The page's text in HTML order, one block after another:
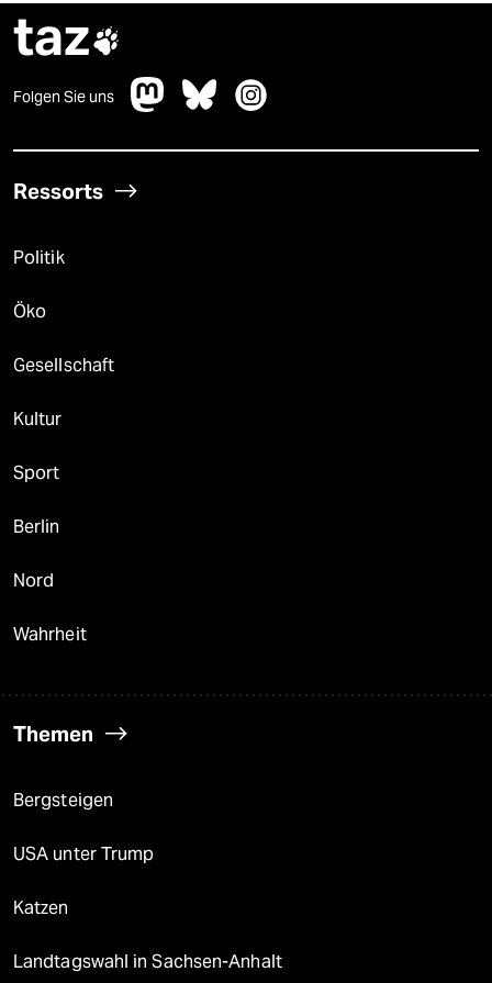
taz
Folgen Sie uns
Ressorts
Politik
Öko
Gesellschaft
Kultur
Sport
Berlin
Nord
Wahrheit
Themen
Bergsteigen
USA unter Trump
Katzen
Landtagswahl in Sachsen-Anhalt